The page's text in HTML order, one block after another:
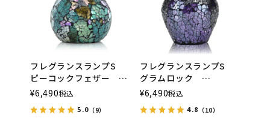
フレグランスランプS
ピーコックフェザー
ASHLEIGH&BURWOOD
（アシュレイアンドバー
ウッド）
¥6,490税込
5.0 （9）
フレグランスランプS
グラムロック
ASHLEIGH&BURWOOD
（アシュレイアンドバー
ウッド）
¥6,490税込
4.8 （10）